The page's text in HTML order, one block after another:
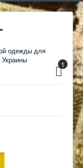
одежды для
Украины
1